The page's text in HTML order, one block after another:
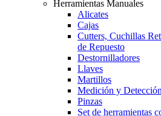
Herramientas Manuales
Alicates
Cajas
Cutters, Cuchillas
de Repuesto
Destornilladores
Llaves
Martillos
Medición y Detección
Pinzas
Set de herramientas